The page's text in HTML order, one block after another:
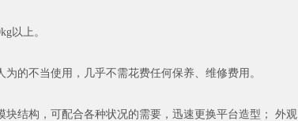
以上。
的不当使用，几乎不需花费任何保养、维修费用。
结构，可配合各种状况的需要，迅速更换平台造型； 外观